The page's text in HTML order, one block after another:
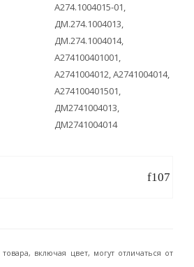
А274.1004015-01,
ДМ.274.1004013,
ДМ.274.1004014,
А274100401001,
А2741004012, А2741004014,
А274100401501,
ДМ2741004013,
ДМ2741004014
включая цвет, могут отличаться от